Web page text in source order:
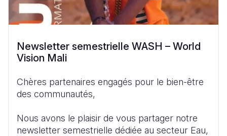
Newsletter semestrielle WASH – World
Vision Mali
Chères partenaires engagés pour le bien-être
des communautés,
Nous avons le plaisir de vous partager notre
newsletter semestrielle dédiée au secteur Eau,